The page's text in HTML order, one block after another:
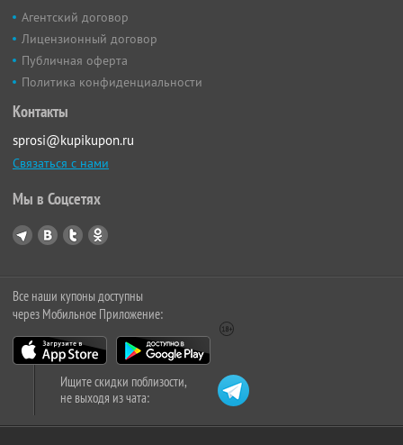
Агентский договор
Лицензионный договор
Публичная оферта
Политика конфиденциальности
Контакты
sprosi@kupikupon.ru
Связаться с нами
Мы в Соцсетях
Все наши купоны доступны
через Мобильное Приложение:
Ищите скидки поблизости,
не выходя из чата: